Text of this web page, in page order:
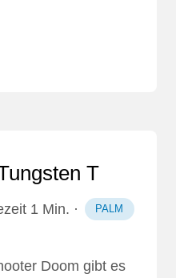
T
1 Min. · PALM
Doom gibt es